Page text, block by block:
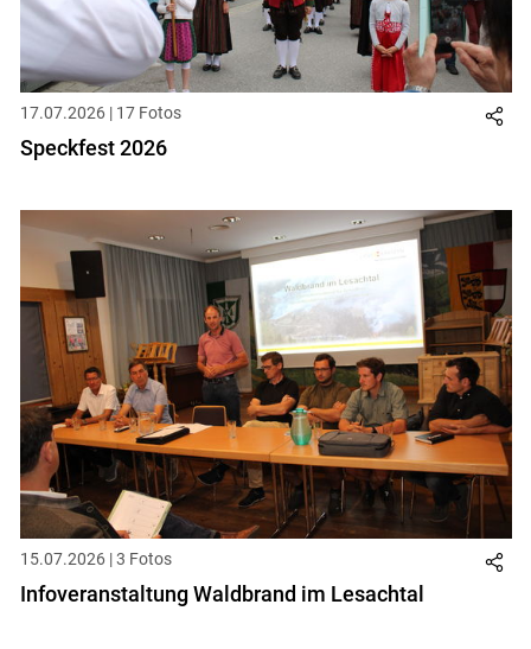
Skip to main content
17.07.2026 | 17 Fotos
Speckfest 2026
15.07.2026 | 3 Fotos
Infoveranstaltung Waldbrand im Lesachtal